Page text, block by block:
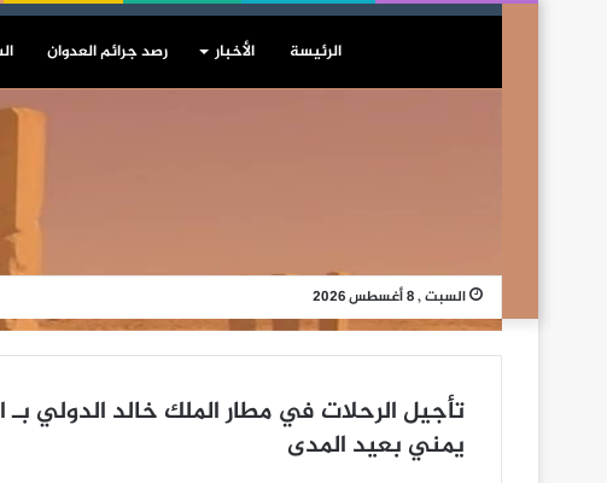
الرئيسة الأخبار رصد جرائم العدوان
السبت , 8 أغسطس 2026
تأجيل الرحلات في مطار الملك خالد الدولي
يمني بعيد المدى